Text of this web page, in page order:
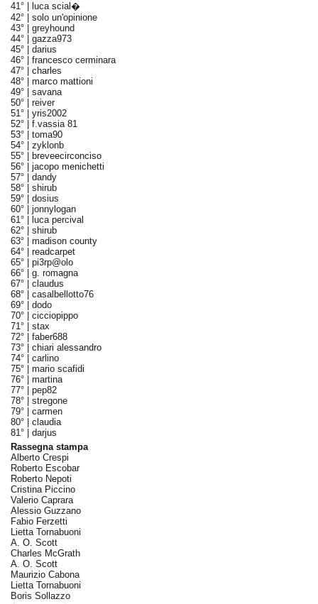
41° |
luca scial�
42° | solo un'opinione
43° | greyhound
44° | gazza973
45° | darius
46° | francesco cerminara
47° | charles
48° | marco mattioni
49° | savana
50° | reiver
51° | yris2002
52° | f.vassia 81
53° | toma90
54° | zyklonb
55° |
breveecirconciso
56° | jacopo menichetti
57° | dandy
58° | shirub
59° | dosius
60° | jonnylogan
61° |
luca percival
62° | shirub
63° | madison county
64° | readcarpet
65° | pi3rp@olo
66° | g. romagna
67° | claudus
68° | casalbellotto76
69° | dodo
70° | cicciopippo
71° | stax
72° | faber688
73° | chiari alessandro
74° | carlino
75° | mario scafidi
76° | martina
77° | pep82
78° | stregone
79° | carmen
80° | claudia
81° | darjus
Rassegna stampa
Alberto Crespi
Roberto Escobar
Roberto Nepoti
Cristina Piccino
Valerio Caprara
Alessio Guzzano
Fabio Ferzetti
Lietta Tornabuoni
A. O. Scott
Charles McGrath
A. O. Scott
Maurizio Cabona
Lietta Tornabuoni
Boris Sollazzo